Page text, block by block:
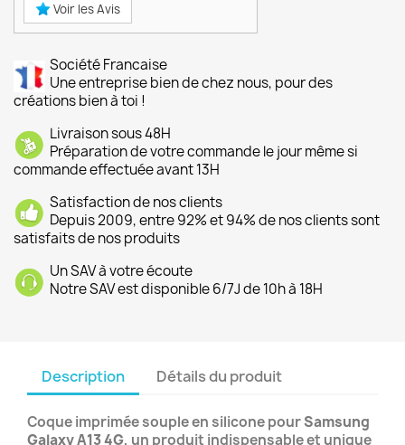
Voir les Avis
Société Francaise
Une entreprise bien de chez nous, pour des
créations bien à toi !
Livraison sous 48H
Préparation de votre commande le jour même si
commande effectuée avant 13H
Satisfaction de nos clients
Depuis 2009, entre 92% et 94% de nos clients sont
satisfaits de nos produits
Un SAV à votre écoute
Notre SAV est disponible 6/7J de 10h à 18H
Description Détails du produit
Coque imprimée souple en silicone pourSamsung
Galaxy A13 4G, un produit indispensable et unique